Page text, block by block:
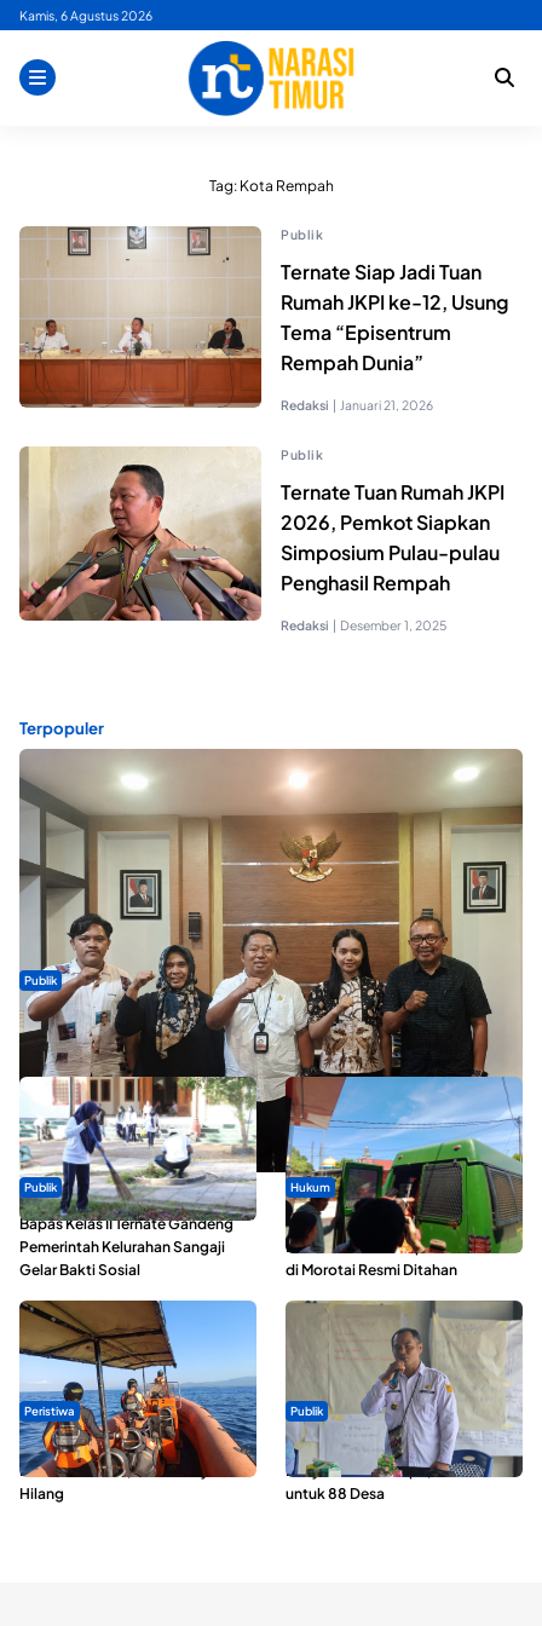
Skip
content
Kamis, 6 Agustus 2026
Tag: Kota Rempah
Publik
Ternate Siap Jadi Tuan
Rumah JKPI ke-12, Usung
Tema “Episentrum
Rempah Dunia”
Redaksi | Januari 21, 2026
Publik
Ternate Tuan Rumah JKPI
2026, Pemkot Siapkan
Simposium Pulau-pulau
Penghasil Rempah
Redaksi | Desember 1, 2025
Terpopuler
Publik
Dua Talenta Muda Ternate Wakili Maluku Utara di Gita Bahana
Nusantara 2026
Publik
Bapas Kelas II Ternate Gandeng
Pemerintah Kelurahan Sangaji
Gelar Bakti Sosial
Hukum
Oknum ASN yang Diduga Lakukan
Pelecehan Terhadap 5 Siswa SMA
di Morotai Resmi Ditahan
Peristiwa
Dua Longboat Bertabrakan di
Perairan Taliabu, Satu Nelayan
Hilang
Publik
ABDESI Morotai Apresiasi
Penyaluran ADD Rp3,13 Miliar
untuk 88 Desa